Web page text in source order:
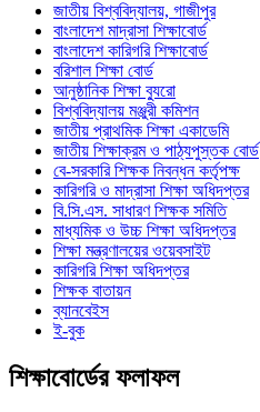
জাতীয় বিশ্ববিদ্যালয়, গাজীপুর
বাংলাদেশ মাদ্রাসা শিক্ষাবোর্ড
বাংলাদেশ কারিগরি শিক্ষাবোর্ড
বরিশাল শিক্ষা বোর্ড
আনুষ্ঠানিক শিক্ষা ব্যুরো
বিশ্ববিদ্যালয় মঞ্জুরী কমিশন
জাতীয় প্রাথমিক শিক্ষা একাডেমি
জাতীয় শিক্ষাক্রম ও পাঠ্যপুস্তক বোর্ড
বে-সরকারি শিক্ষক নিবন্ধন কর্তৃপক্ষ
কারিগরি ও মাদ্রাসা শিক্ষা অধিদপ্তর
বি.সি.এস. সাধারণ শিক্ষক সমিতি
মাধ্যমিক ও উচ্চ শিক্ষা অধিদপ্তর
শিক্ষা মন্ত্রণালয়ের ওয়েবসাইট
কারিগরি শিক্ষা অধিদপ্তর
শিক্ষক বাতায়ন
ব্যানবেইস
ই-বুক
শিক্ষাবোর্ডের ফলাফল